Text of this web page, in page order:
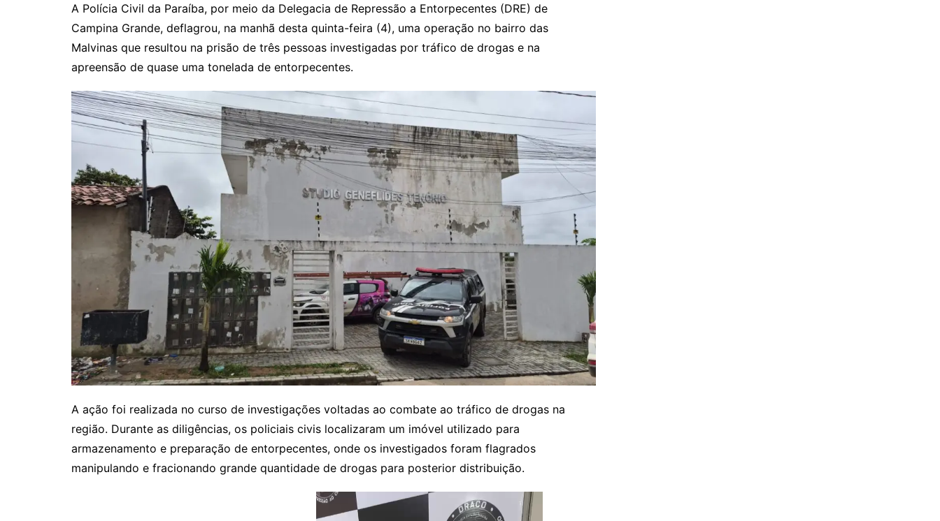
A Polícia Civil da Paraíba, por meio da Delegacia de Repressão a Entorpecentes (DRE) de
Campina Grande, deflagrou, na manhã desta quinta-feira (4), uma operação no bairro das
Malvinas que resultou na prisão de três pessoas investigadas por tráfico de drogas e na
apreensão de quase uma tonelada de entorpecentes.
A ação foi realizada no curso de investigações voltadas ao combate ao tráfico de drogas na
região. Durante as diligências, os policiais civis localizaram um imóvel utilizado para
armazenamento e preparação de entorpecentes, onde os investigados foram flagrados
manipulando e fracionando grande quantidade de drogas para posterior distribuição.